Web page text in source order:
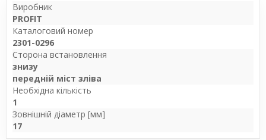
Виробник
PROFIT
Каталоговий номер
2301-0296
Сторона встановлення
знизу
передній міст зліва
Необхідна кількість
1
Зовнішній діаметр [мм]
17